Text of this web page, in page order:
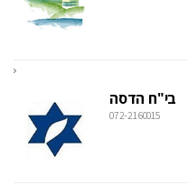
בי"ח הדסה
072-2160015